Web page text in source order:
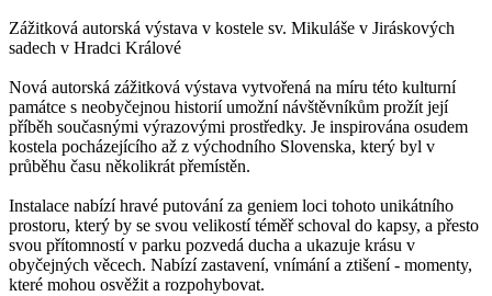
Zážitková autorská výstava v kostele sv. Mikuláše v Jiráskových
sadech v Hradci Králové
Nová autorská zážitková výstava vytvořená na míru této kulturní
památce s neobyčejnou historií umožní návštěvníkům prožít její
příběh současnými výrazovými prostředky. Je inspirována osudem
kostela pocházejícího až z východního Slovenska, který byl v
průběhu času několikrát přemístěn.
Instalace nabízí hravé putování za geniem loci tohoto unikátního
prostoru, který by se svou velikostí téměř schoval do kapsy, a přesto
svou přítomností v parku pozvedá ducha a ukazuje krásu v
obyčejných věcech. Nabízí zastavení, vnímání a ztišení - momenty,
které mohou osvěžit a rozpohybovat.